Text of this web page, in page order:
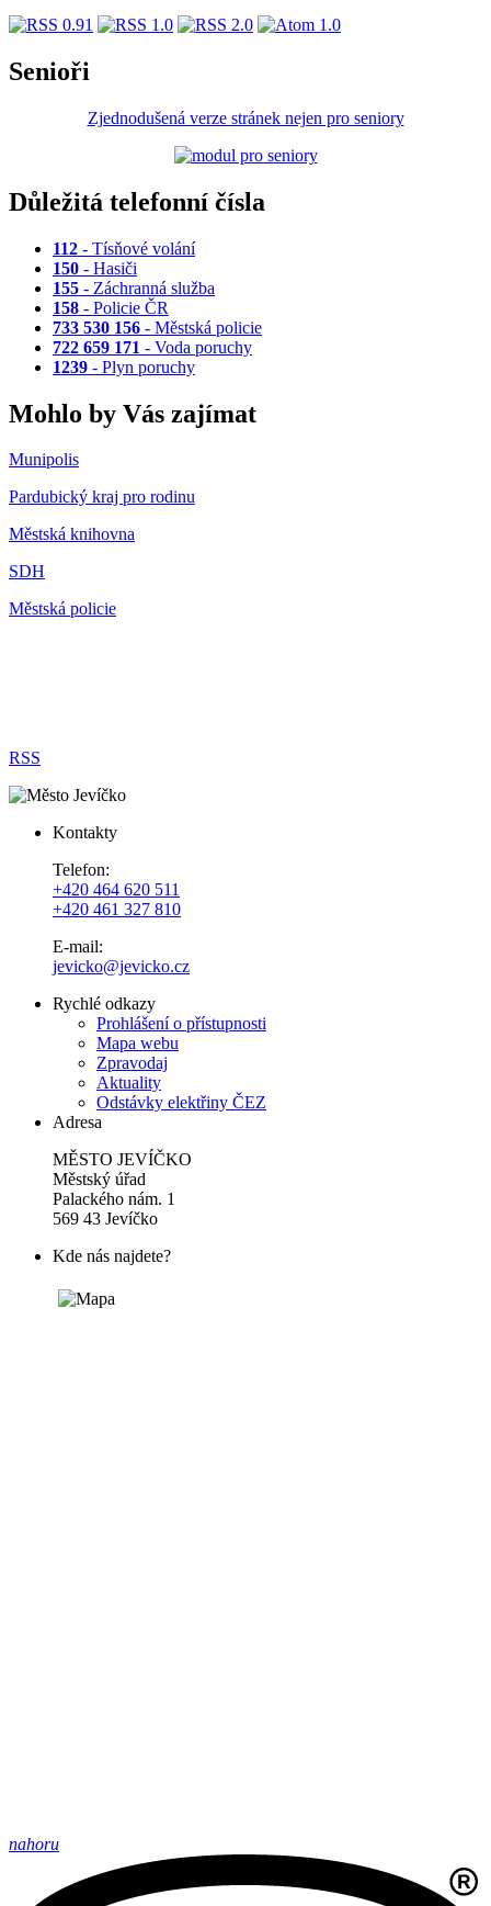
Senioři
Zjednodušená verze stránek nejen pro seniory
Důležitá telefonní čísla
112 - Tísňové volání
150 - Hasiči
155 - Záchranná služba
158 - Policie ČR
733 530 156 - Městská policie
722 659 171 - Voda poruchy
1239 - Plyn poruchy
Mohlo by Vás zajímat
Munipolis
Pardubický kraj pro rodinu
Městská knihovna
SDH
Městská policie
RSS
Kontakty
Telefon:
+420 464 620 511
+420 461 327 810
E-mail:
jevicko@jevicko.cz
Rychlé odkazy
Prohlášení o přístupnosti
Mapa webu
Zpravodaj
Aktuality
Odstávky elektřiny ČEZ
Adresa
MĚSTO JEVÍČKO
Městský úřad
Palackého nám. 1
569 43 Jevíčko
Kde nás najdete?
nahoru